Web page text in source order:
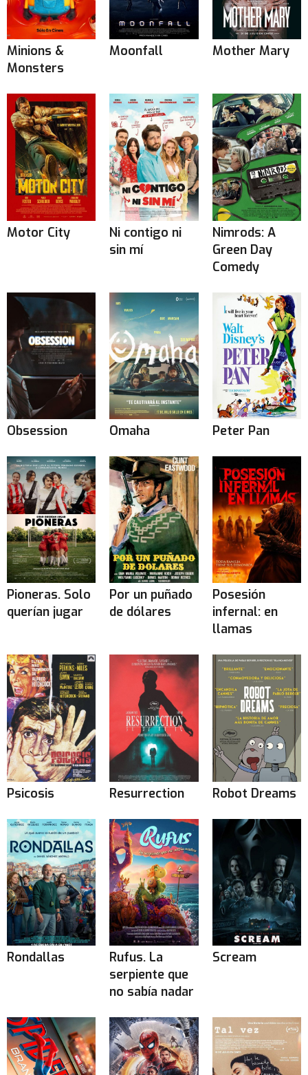
Minions &
Monsters
Moonfall Mother Mary
Motor City
Ni contigo ni
sin mí
Nimrods: A
Green Day
Comedy
Obsession Omaha Peter Pan
Pioneras. Solo
querían jugar
Por un puñado
de dólares
Posesión
infernal: en
llamas
Psicosis Resurrection Robot Dreams
Rondallas
Rufus. La
serpiente que
no sabía nadar
Scream